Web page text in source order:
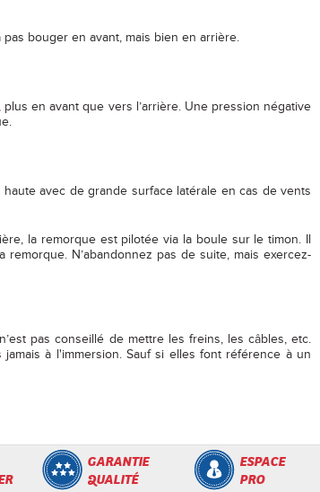
bouger en avant, mais bien en arrière.
en avant que vers l’arrière. Une pression négative
avec de grande surface latérale en cas de vents
la remorque est pilotée via la boule sur le timon. Il
N’abandonnez pas de suite, mais exercez-
pas conseillé de mettre les freins, les câbles, etc.
à l'immersion. Sauf si elles font référence à un
GARANTIE
QUALITÉ
ESPACE
PRO